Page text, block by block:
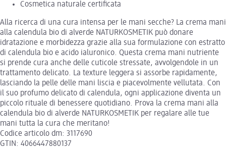
Cosmetica naturale certificata
Alla ricerca di una cura intensa per le mani secche? La crema mani
alla calendula bio di alverde NATURKOSMETIK può donare
idratazione e morbidezza grazie alla sua formulazione con estratto
di calendula bio e acido ialuronico. Questa crema mani nutriente
si prende cura anche delle cuticole stressate, avvolgendole in un
trattamento delicato. La texture leggera si assorbe rapidamente,
lasciando la pelle delle mani liscia e piacevolmente vellutata. Con
il suo profumo delicato di calendula, ogni applicazione diventa un
piccolo rituale di benessere quotidiano. Prova la crema mani alla
calendula bio di alverde NATURKOSMETIK per regalare alle tue
mani tutta la cura che meritano!
Codice articolo dm: 3117690
GTIN: 4066447880137